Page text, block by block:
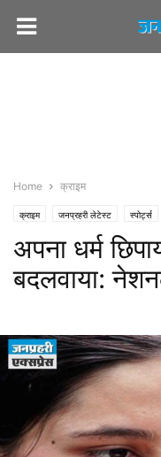
Home क्राइम
क्राइम जनप्रहरी लेटेस्ट स्पोर्ट्स
अपना धर्म
बदलवाया: